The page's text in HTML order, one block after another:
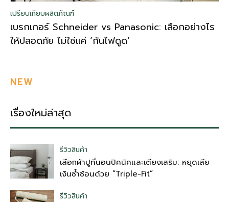
เปรียบเทียบผลิตภัณฑ์
เบรกเกอร์ Schneider vs Panasonic: เลือกอย่างไร
ให้ปลอดภัย ไม่ใช่แค่ ‘กันไฟดูด’
NEW
เรื่องใหม่ล่าสุด
รีวิวสินค้า
เลือกผ้าปูที่นอนปิคนิคและเตียงเสริม: หยุดเสีย
เงินซ้ำซ้อนด้วย “Triple-Fit”
รีวิวสินค้า